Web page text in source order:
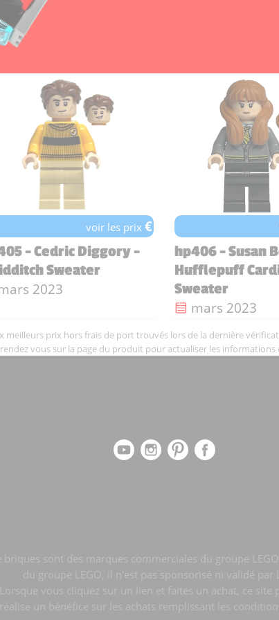
voir les prix€
- Cedric Diggory -
Sweater
de sortie :
2023
hp406 - Susan
Hufflepuff
Sweater
Date de sortie :
mars 2023
prix hors frais de port trouvés lors de la dernière
vous sur la page du produit pour actualiser les informations
sont des marques commerciales du groupe
du groupe LEGO, il n'est pas sponsorisé ni validé par
vous cliquez sur un lien et faites un achat, ce site
réalise un bénéfice sur les achats remplissant les